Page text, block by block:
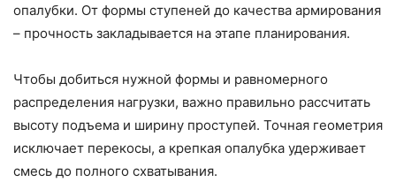
опалубки. От формы ступеней до качества армирования
– прочность закладывается на этапе планирования.
Чтобы добиться нужной формы и равномерного
распределения нагрузки, важно правильно рассчитать
высоту подъема и ширину проступей. Точная геометрия
исключает перекосы, а крепкая опалубка удерживает
смесь до полного схватывания.